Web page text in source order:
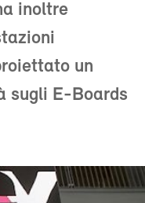
inoltre
un
sugli E-Boards